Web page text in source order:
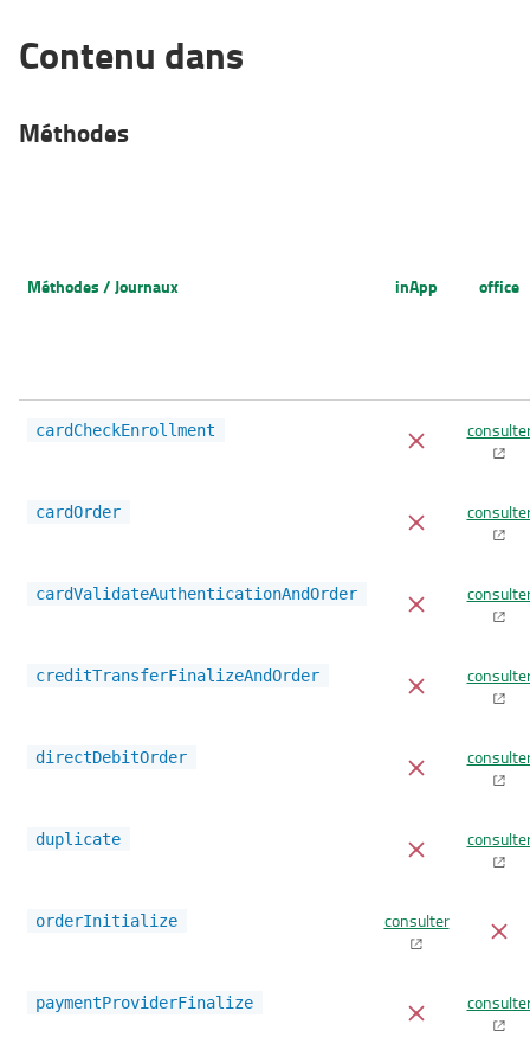
Contenu dans
Méthodes
Méthodes / Journaux inApp office
cardCheckEnrollment
cardOrder
cardValidateAuthenticationAndOrder
creditTransferFinalizeAndOrder
directDebitOrder
duplicate
orderInitialize consulter
paymentProviderFinalize